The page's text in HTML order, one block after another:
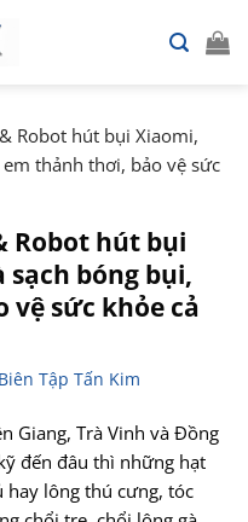
Robot hút bụi Xiaomi,
thảnh thơi, bảo vệ sức
Robot hút bụi
sạch bóng bụi,
vệ sức khỏe cả
Tập Tấn Kim
Giang, Trà Vinh và Đồng
đến đâu thì những hạt
lông thú cưng, tóc